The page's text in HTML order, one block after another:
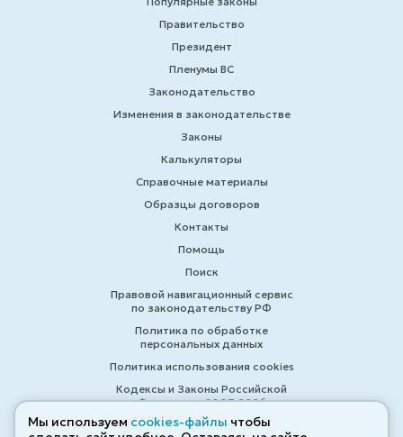
Правительство
Президент
Пленумы ВС
Законодательство
Изменения в законодательстве
Законы
Калькуляторы
Справочные материалы
Образцы договоров
Контакты
Помощь
Поиск
Правовой навигационный сервис
по законодательству РФ
Политика по обработке
персональных данных
Политика использования cookies
Кодексы и Законы Российской
Федерации 2007-2026
Мы используем cookies-файлы чтобы